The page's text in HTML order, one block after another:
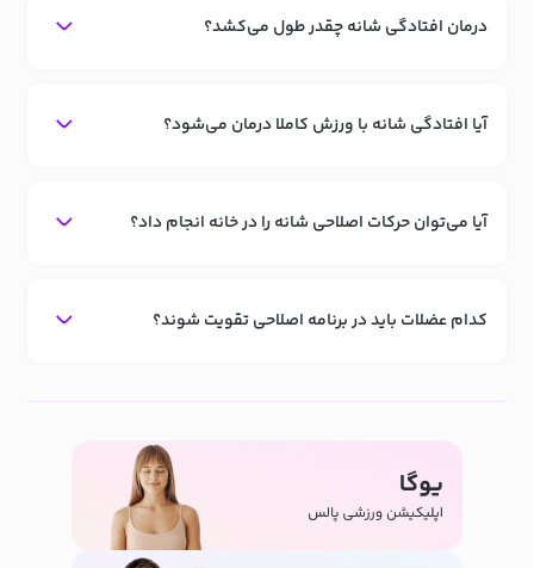
درمان افتادگی شانه چقدر طول می‌کشد؟
آیا افتادگی شانه با ورزش کاملا درمان می‌شود؟
آیا می‌توان حرکات اصلاحی شانه را در خانه انجام داد؟
کدام عضلات باید در برنامه اصلاحی تقویت شوند؟